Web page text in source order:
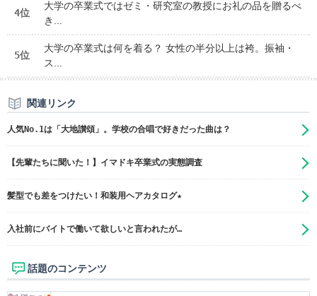
4位
大学の卒業式ではゼミ・研究室の教授にお礼の品を贈るべ
き...
5位
大学の卒業式は何を着る？ 女性の半分以上は袴。振袖・
ス...
関連リンク
人気No.1は「大地讃頌」。学校の合唱で好きだった曲は？
【先輩たちに聞いた！】イマドキ卒業式の実態調査
髪型でも差をつけたい！和装用ヘアカタログ★
入社前にバイトで働いて欲しいと言われたが…
話題のコンテンツ